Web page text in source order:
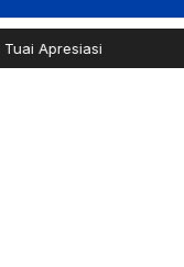
Curi